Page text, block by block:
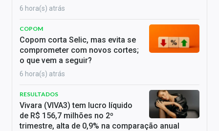
6 hora(s) atrás
COPOM
Copom corta Selic, mas evita se
comprometer com novos cortes;
o que vem a seguir?
6 hora(s) atrás
RESULTADOS
Vivara (VIVA3) tem lucro líquido
de R$ 156,7 milhões no 2º
trimestre, alta de 0,9% na comparação anual